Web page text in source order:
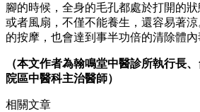
腳的時候，全身的毛孔都處於打開的
或者風扇，不僅不能養生，還容易著
的按摩，也會達到事半功倍的清除體內
（本文作者為翰鳴堂中醫診所執行長
院區中醫科主治醫師）
相關文章